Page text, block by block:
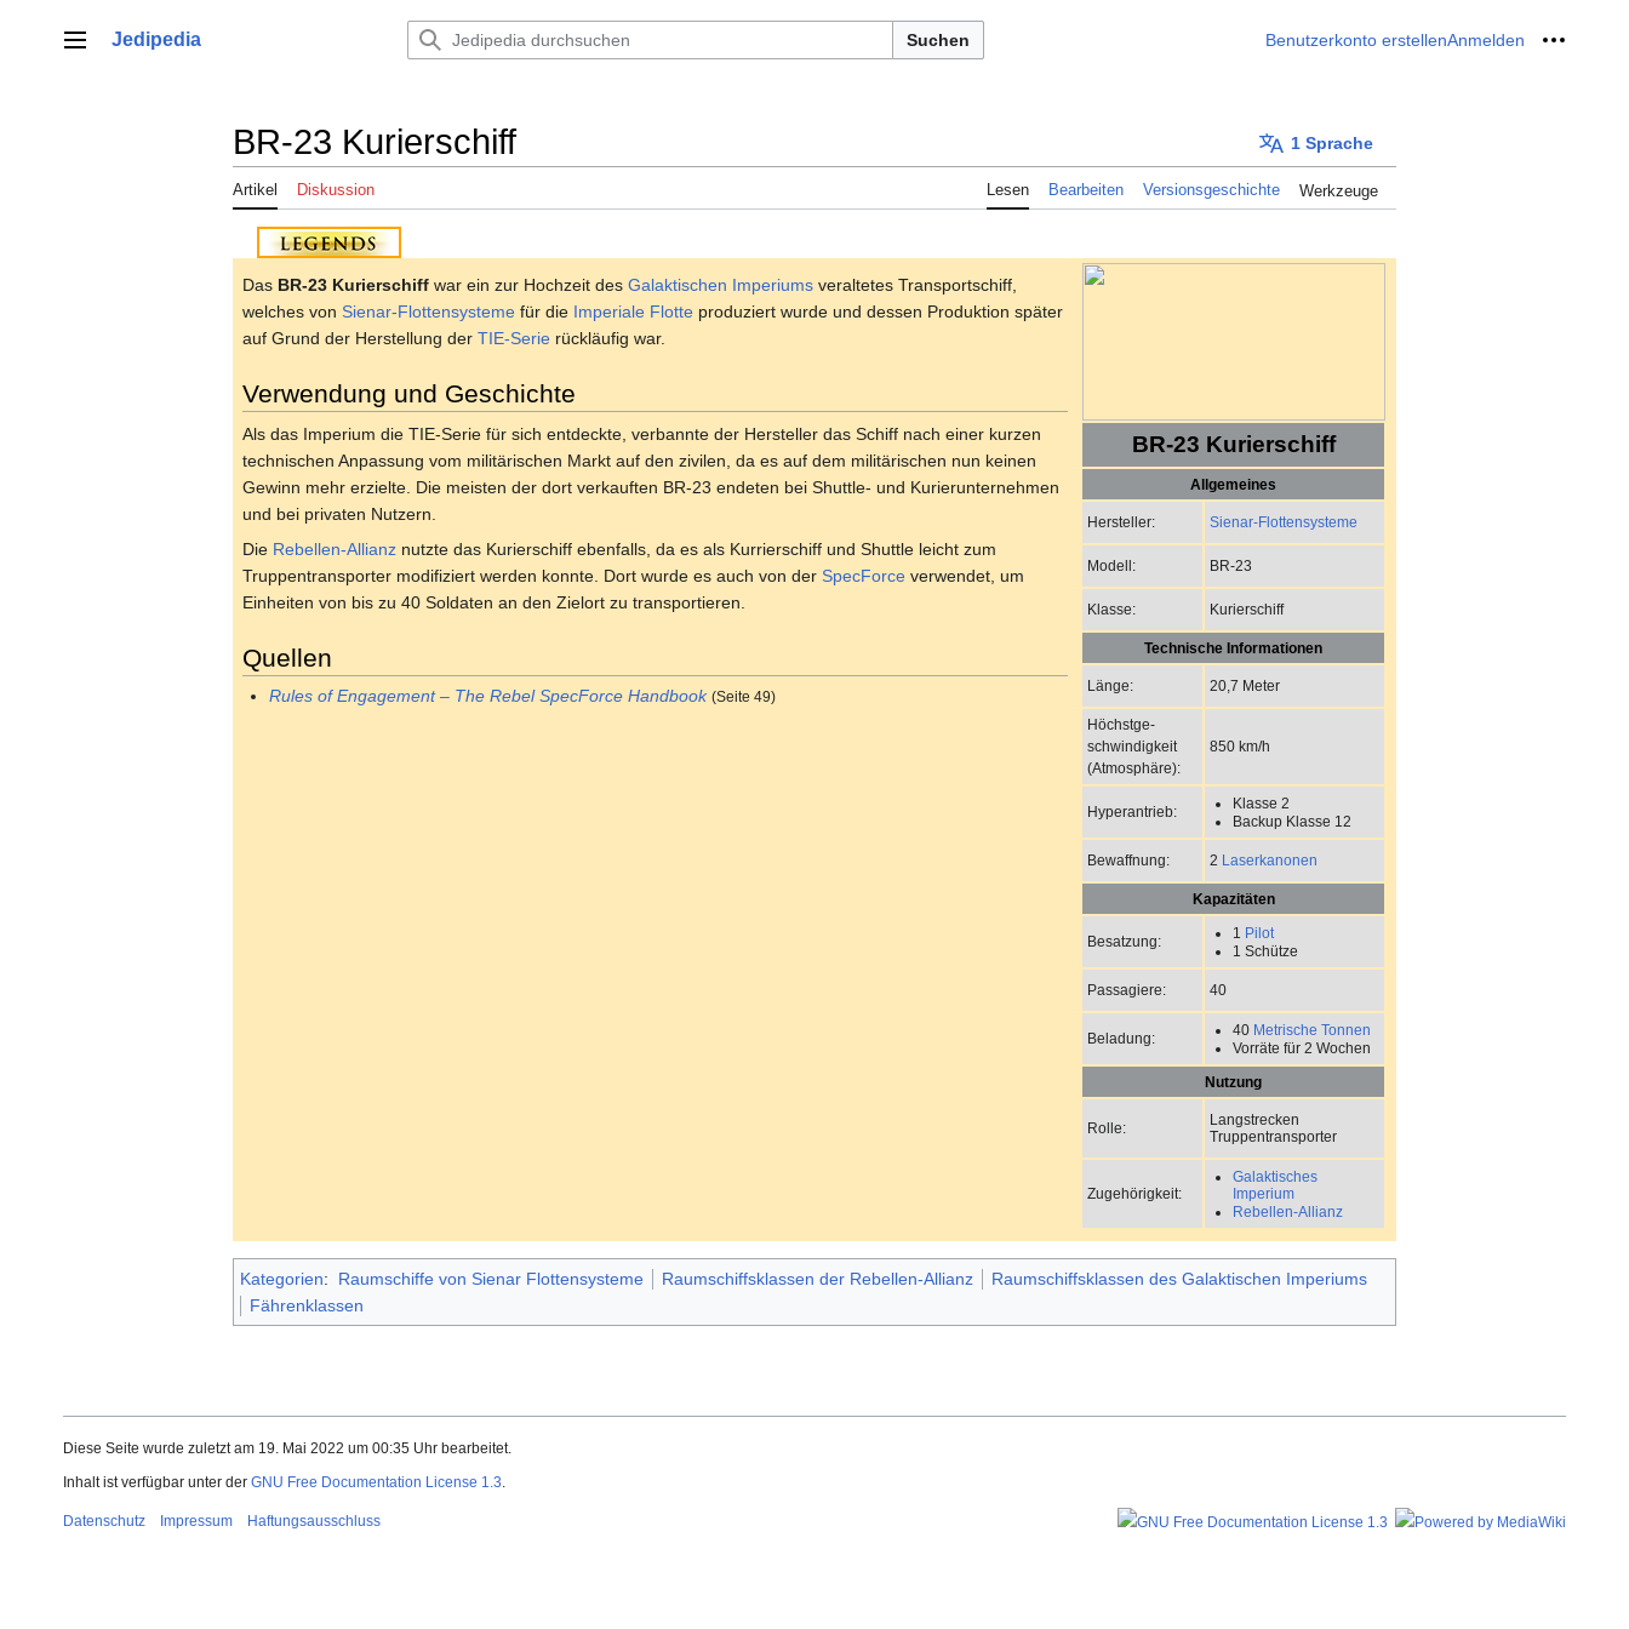
springenHauptmenü
Jedipedia Suchen Benutzerkonto erstellenAnmelden Meine
BR-23 Kurierschiff 1 Sprache
Artikel Diskussion Lesen Bearbeiten Versionsgeschichte Werkzeuge
BR-23 Kurierschiff
Allgemeines
Hersteller: Sienar-Flottensysteme
Modell: BR-23
Klasse: Kurierschiff
Technische Informationen
Länge: 20,7 Meter
Höchstge-
schwindigkeit
(Atmosphäre):
850 km/h
Hyperantrieb:
Klasse 2
Backup Klasse 12
Bewaffnung: 2 Laserkanonen
Kapazitäten
Besatzung: 1
Pilot
1 Schütze
Passagiere: 40
Beladung: 40 Metrische Tonnen
Vorräte für 2 Wochen
Nutzung
Rolle:
Langstrecken
Truppentransporter
Zugehörigkeit:
Galaktisches
Imperium
Rebellen-Allianz
Das BR-23 Kurierschiff war ein zur Hochzeit des Galaktischen Imperiums veraltetes Transportschiff,
welches von Sienar-Flottensysteme für die Imperiale Flotte produziert wurde und dessen Produktion später
auf Grund der Herstellung der TIE-Serie rückläufig war.
Verwendung und Geschichte
Als das Imperium die TIE-Serie für sich entdeckte, verbannte der Hersteller das Schiff nach einer kurzen
technischen Anpassung vom militärischen Markt auf den zivilen, da es auf dem militärischen nun keinen
Gewinn mehr erzielte. Die meisten der dort verkauften BR-23 endeten bei Shuttle- und Kurierunternehmen
und bei privaten Nutzern.
Die Rebellen-Allianz nutzte das Kurierschiff ebenfalls, da es als Kurrierschiff und Shuttle leicht zum
Truppentransporter modifiziert werden konnte. Dort wurde es auch von der SpecForce verwendet, um
Einheiten von bis zu 40 Soldaten an den Zielort zu transportieren.
Quellen
Rules of Engagement – The Rebel SpecForce Handbook (Seite 49)
Kategorien: Raumschiffe von Sienar Flottensysteme Raumschiffsklassen der Rebellen-Allianz
Raumschiffsklassen des Galaktischen Imperiums
Fährenklassen
Diese Seite wurde zuletzt am 19. Mai 2022 um 00:35 Uhr bearbeitet.
Inhalt ist verfügbar unter der GNU Free Documentation License 1.3
Datenschutz Impressum Haftungsausschluss